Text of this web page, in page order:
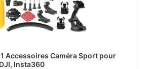
Accessoires Caméra Sport pour
Insta360